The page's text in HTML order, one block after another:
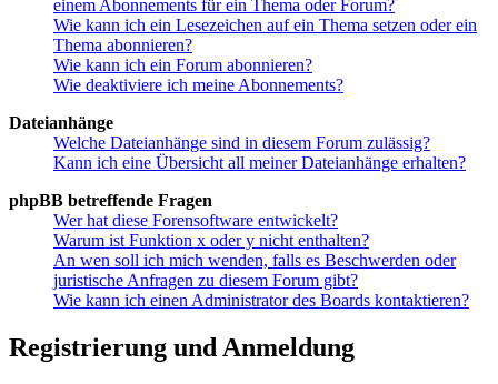
einem Abonnements für ein Thema oder Forum?
Wie kann ich ein Lesezeichen auf ein Thema setzen oder ein
Thema abonnieren?
Wie kann ich ein Forum abonnieren?
Wie deaktiviere ich meine Abonnements?
Dateianhänge
Welche Dateianhänge sind in diesem Forum zulässig?
Kann ich eine Übersicht all meiner Dateianhänge erhalten?
phpBB betreffende Fragen
Wer hat diese Forensoftware entwickelt?
Warum ist Funktion x oder y nicht enthalten?
An wen soll ich mich wenden, falls es Beschwerden oder
juristische Anfragen zu diesem Forum gibt?
Wie kann ich einen Administrator des Boards kontaktieren?
Registrierung und Anmeldung